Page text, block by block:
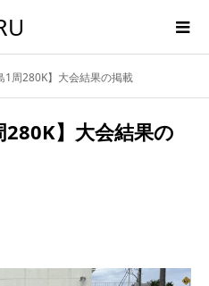
1周280K】大会結果の掲載
280K】大会結果の